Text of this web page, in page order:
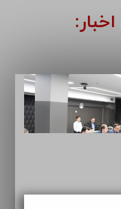
اخبار: